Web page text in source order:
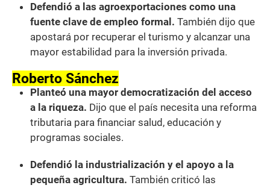
Defendió a las agroexportaciones como una
fuente clave de empleo formal. También dijo que
apostará por recuperar el turismo y alcanzar una
mayor estabilidad para la inversión privada.
Roberto Sánchez
Planteó una mayor democratización del acceso
a la riqueza. Dijo que el país necesita una reforma
tributaria para financiar salud, educación y
programas sociales.
Defendió la industrialización y el apoyo a la
pequeña agricultura. También criticó las